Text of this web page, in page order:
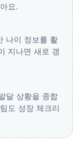
요.
나이 정보를 활
지나면 새로 갱
달 상황을 종합
도 성장 체크리